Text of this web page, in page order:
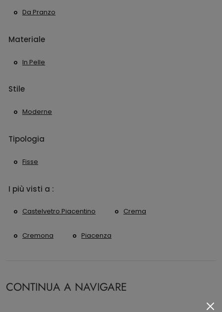
Da Pranzo
Materiale
In Pelle
Stile
Moderne
Tipologia
Fisse
I più visti a :
Castelvetro Piacentino Crema
Cremona Piacenza
CONTINUA A NAVIGARE